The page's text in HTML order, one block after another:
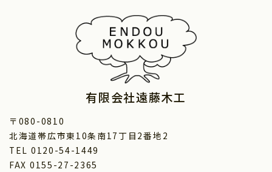
有限会社遠藤木工
〒080-0810
北海道帯広市東10条南17丁目2番地2
TEL 0120-54-1449
FAX 0155-27-2365